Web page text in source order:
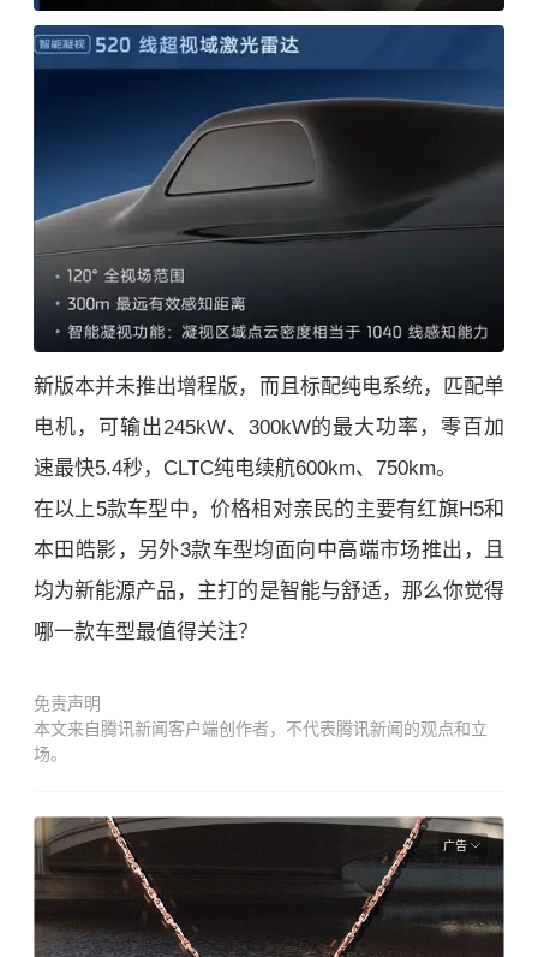
新版本并未推出增程版，而且标配纯电系统，匹配单
电机，可输出245kW、300kW的最大功率，零百加
速最快5.4秒，CLTC纯电续航600km、750km。
在以上5款车型中，价格相对亲民的主要有红旗H5和
本田皓影，另外3款车型均面向中高端市场推出，且
均为新能源产品，主打的是智能与舒适，那么你觉得
哪一款车型最值得关注？
免责声明
本文来自腾讯新闻客户端创作者，不代表腾讯新闻的观点和立
场。
广告